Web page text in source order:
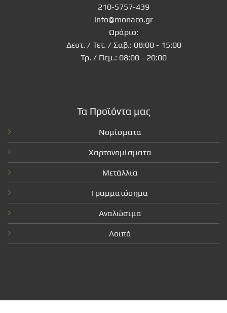
210-5757-439
info@monaco.gr
Ωράριο:
Δευτ. / Τετ. / Σαβ.: 08:00 - 15:00
Τρ. / Πεμ.: 08:00 - 20:00
Τα Προϊόντα μας
Νομίσματα
Χαρτονομίσματα
Μετάλλια
Γραμματόσημα
Αναλώσιμα
Λοιπά